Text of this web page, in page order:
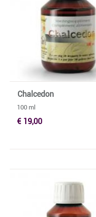
Chalcedon
100 ml
€ 19,00